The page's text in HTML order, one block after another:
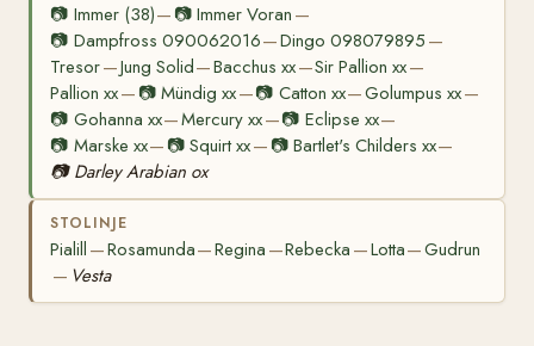
📷 Immer (38)— 📷Immer Voran —
📷 Dampfross 090062016—Dingo 098079895 —
Tresor—Jung Solid—Bacchus xx—Sir Pallion xx—
Pallion xx— 📷Mündig xx—📷 Catton xx—Golumpus xx—
📷 Gohanna xx—Mercury xx—📷 Eclipse xx—
📷 Marske xx— 📷Squirt xx— 📷 Bartlet's Childers xx—
📷 Darley Arabian ox
STOLINJE
Pialill —Rosamunda—Regina —Rebecka —Lotta—Gudrun
— Vesta